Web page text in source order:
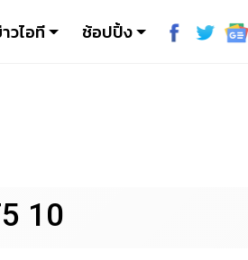
วไอที ช้อปปิ้ง
10